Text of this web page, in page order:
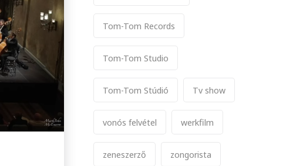
Tom-Tom Records
Tom-Tom Studio
Tom-Tom Stúdió Tv show
vonós felvétel werkfilm
zeneszerző zongorista